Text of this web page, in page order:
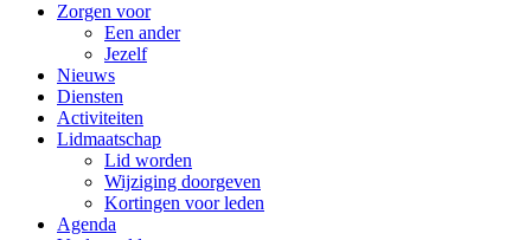
Zorgen voor
Een ander
Jezelf
Nieuws
Diensten
Activiteiten
Lidmaatschap
Lid worden
Wijziging doorgeven
Kortingen voor leden
Agenda